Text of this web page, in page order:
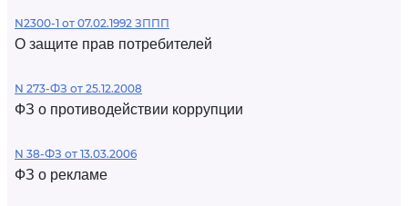
N2300-1 от 07.02.1992 ЗППП
О защите прав потребителей
N 273-ФЗ от 25.12.2008
ФЗ о противодействии коррупции
N 38-ФЗ от 13.03.2006
ФЗ о рекламе